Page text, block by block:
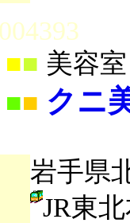
■ 美容室
■■ クニ
岩手県
JR東